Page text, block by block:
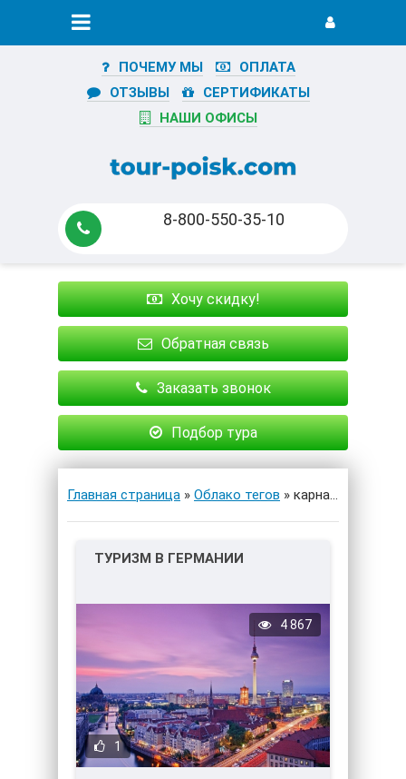
ПОЧЕМУ МЫ
ОПЛАТА
ОТЗЫВЫ
СЕРТИФИКАТЫ
НАШИ ОФИСЫ
8-800-550-35-10
Хочу скидку!
Обратная связь
Заказать звонок
Подбор тура
Главная страница » Облако тегов » карнавалы
ТУРИЗМ В ГЕРМАНИИ
1
4 867